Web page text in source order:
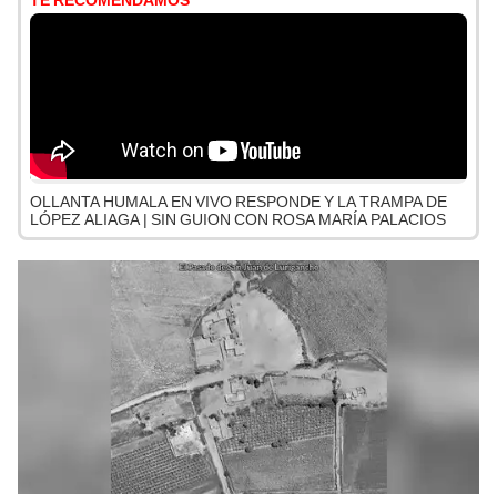
OLLANTA HUMALA EN VIVO RESPONDE Y LA TRAMPA DE
LÓPEZ ALIAGA | SIN GUION CON ROSA MARÍA PALACIOS